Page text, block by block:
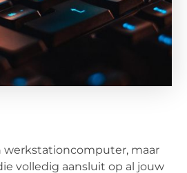
werkstationcomputer, maar
volledig aansluit op al jouw